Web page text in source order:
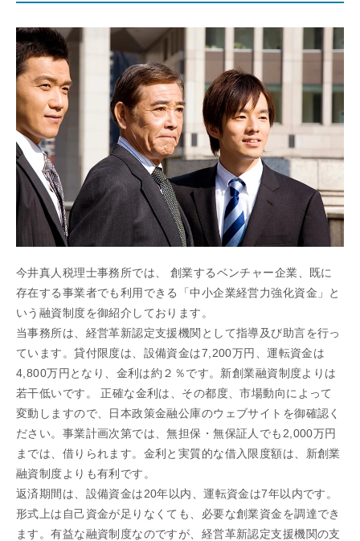
今井真人税理士事務所では、 創業するベンチャー企業、既に
存在する事業者でも利用できる「中小企業経営力強化資金」と
いう融資制度を御紹介しております。
当事務所は、経営革新認定支援機関として指導及び助言を行っ
ています。貸付限度は、設備資金は7,200万円、運転資金は
4,800万円となり、金利は約２％です。新創業融資制度よりは
若干低いです。 正確な金利は、その都度、市場動向によって
変動しますので、日本政策金融公庫のウェブサイトを御確認く
ださい。事業計画次第では、無担保・無保証人でも2,000万円
までは、借りられます。金利と実質的な借入限度額は、新創業
融資制度よりも有利です。
返済期間は、設備資金は20年以内、運転資金は7年以内です。
形式上は自己資金が足りなくても、必要な創業資金を調達でき
ます。有益な融資制度なのですが、経営革新認定支援機関の支